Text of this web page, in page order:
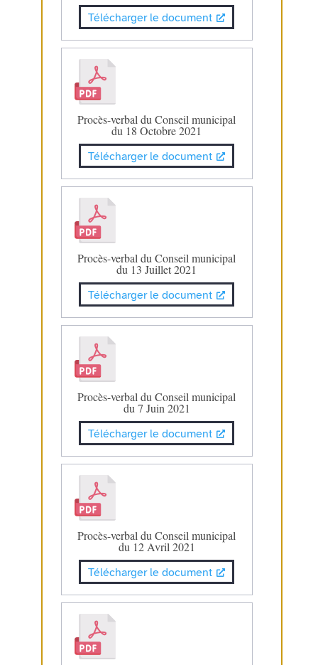
Télécharger le document
Procès-verbal du Conseil municipal
du 18 Octobre 2021
Télécharger le document
Procès-verbal du Conseil municipal
du 13 Juillet 2021
Télécharger le document
Procès-verbal du Conseil municipal
du 7 Juin 2021
Télécharger le document
Procès-verbal du Conseil municipal
du 12 Avril 2021
Télécharger le document